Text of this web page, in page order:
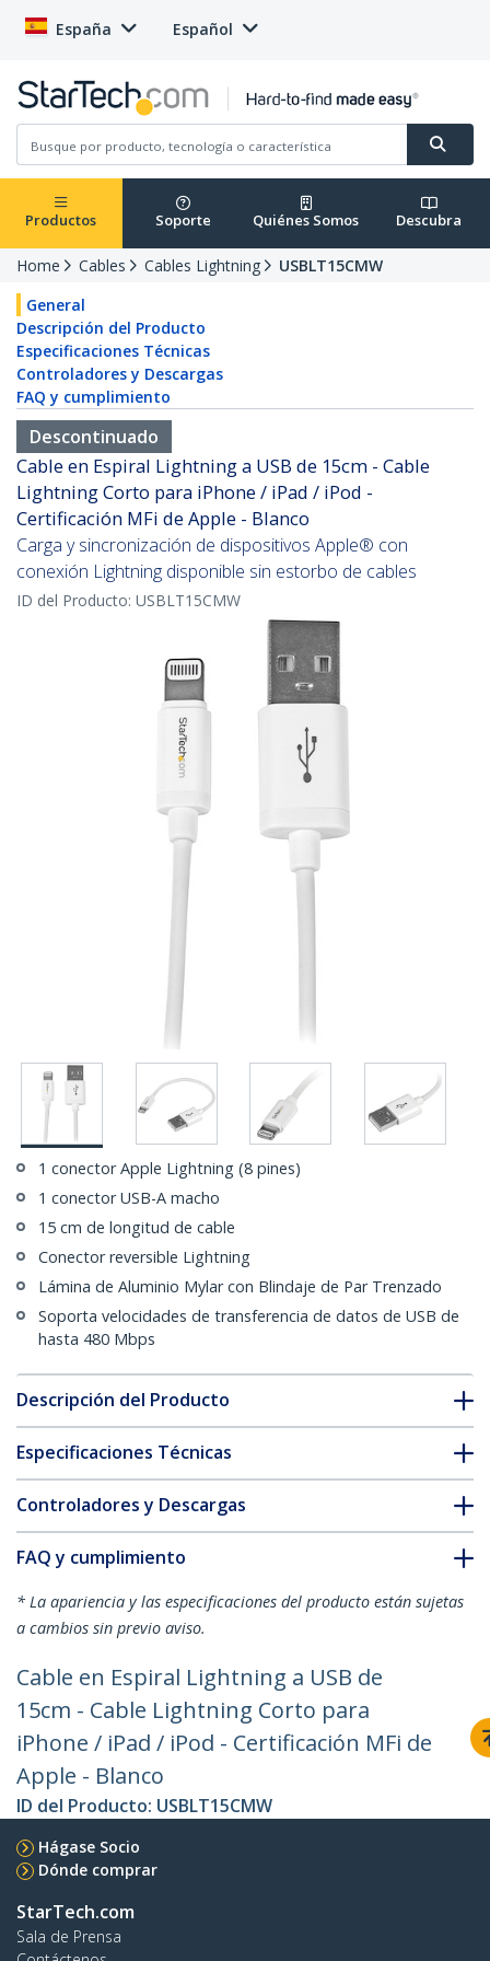
España Español
Productos Soporte Quiénes Somos Descubra
Home Cables Cables Lightning
USBLT15CMW
General
Descripción del Producto
Especificaciones Técnicas
Controladores y Descargas
FAQ y cumplimiento
Descontinuado
Cable en Espiral Lightning a USB de 15cm - Cable
Lightning Corto para iPhone / iPad / iPod -
Certificación MFi de Apple - Blanco
Carga y sincronización de dispositivos Apple® con
conexión Lightning disponible sin estorbo de cables
ID del Producto: USBLT15CMW
1 conector Apple Lightning (8 pines)
1 conector USB-A macho
15 cm de longitud de cable
Conector reversible Lightning
Lámina de Aluminio Mylar con Blindaje de Par Trenzado
Soporta velocidades de transferencia de datos de USB de
hasta 480 Mbps
Descripción del Producto
Especificaciones Técnicas
Controladores y Descargas
FAQ y cumplimiento
* La apariencia y las especificaciones del producto están sujetas
a cambios sin previo aviso.
Cable en Espiral Lightning a USB de
15cm - Cable Lightning Corto para
iPhone / iPad / iPod - Certificación MFi de
Apple - Blanco
ID del Producto: USBLT15CMW
Hágase Socio
Dónde comprar
StarTech.com
Sala de Prensa